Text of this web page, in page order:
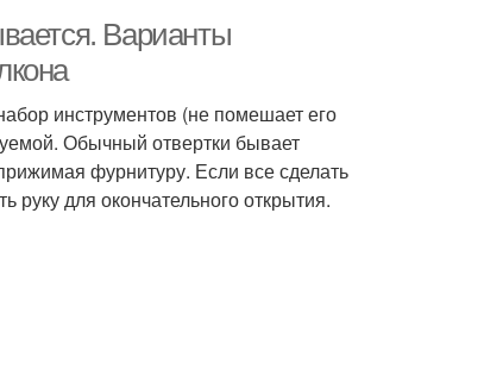
Варианты
инструментов (не помешает его
Обычный отвертки бывает
фурнитуру. Если все сделать
руку для окончательного открытия.